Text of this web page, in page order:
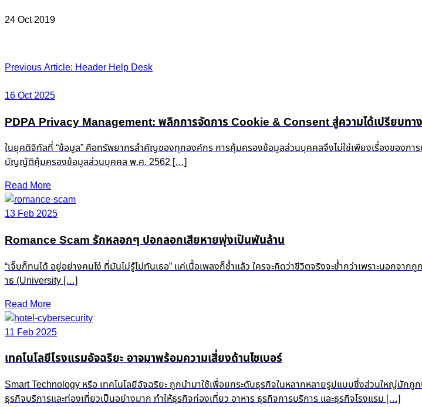
24 Oct 2019
Post
navigation
Previous Article: Header Help Desk
16 Oct 2025
PDPA Privacy Management: พลิกการจัดการ Cookie & Consent สู่ความได้เปรียบทา
ในยุคดิจิทัลที่ “ข้อมูล” คือทรัพยากรสำคัญของทุกองค์กร การคุ้มครองข้อมูลส่วนบุคคลจึงไม่ใช่เพียงเรื่องของกา
บัญญัติคุ้มครองข้อมูลส่วนบุคคล พ.ศ. 2562 […]
Read More
13 Feb 2025
Romance Scam รักหลอกๆ ปอกลอกเสียหายพุ่งเป็นพันล้าน
“เจ็บก็ทนได้ อยู่อย่างคนโง่ ที่มันไม่รู้ไม่ทันเธอ” แค่เนื้อเพลงก็ช้ำแล้ว ใครจะคิดว่าชีวิตจริงจะช้ำกว่าเพราะนอ
าธ (University […]
Read More
11 Feb 2025
เทคโนโลยีโรงแรมอัจฉริยะ อาจมาพร้อมความเสี่ยงด้านไซเบอร์
Smart Technology หรือ เทคโนโลยีอัจฉริยะ ถูกนำมาใช้เพื่อยกระดับธุรกิจในหลากหลายรูปแบบซึ่งส่วนใหญ่มัก
ธุรกิจบริการและท่องเที่ยวเป็นอย่างมาก ทำให้ธุรกิจท่องเที่ยว อาหาร ธุรกิจการบริการ และธุรกิจโรงแรม […]